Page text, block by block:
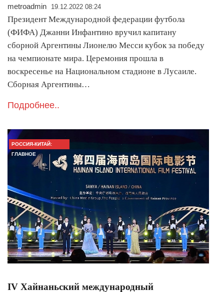
metroadmin 19.12.2022 08:24
Президент Международной федерации футбола
(ФИФА) Джанни Инфантино вручил капитану
сборной Аргентины Лионелю Месси кубок за победу
на чемпионате мира. Церемония прошла в
воскресенье на Национальном стадионе в Лусаиле.
Сборная Аргентины…
Подробнее..
РОССИЯ-КИТАЙ:
ГЛАВНОЕ
IV Хайнаньский международный